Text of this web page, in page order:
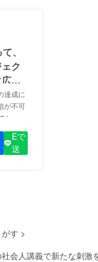
、
ク
め
達成に
が不可
ェア
が応援
ェクト
もらい
Eで
送
す >
会人講義で新たな刺激